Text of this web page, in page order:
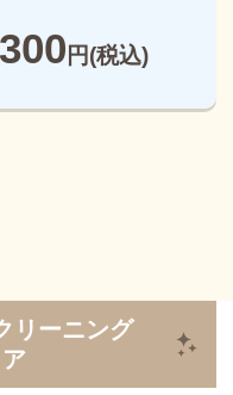
円(税込)
リーニング